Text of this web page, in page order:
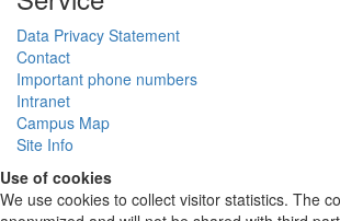
Data Privacy Statement
Contact
Important phone numbers
Intranet
Campus Map
Site Info
Use of cookies
We use cookies to collect visitor statistics. The